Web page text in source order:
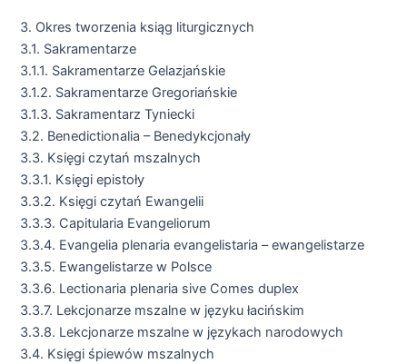
3. Okres tworzenia ksiąg liturgicznych
3.1. Sakramentarze
3.1.1. Sakramentarze Gelazjańskie
3.1.2. Sakramentarze Gregoriańskie
3.1.3. Sakramentarz Tyniecki
3.2. Benedictionalia – Benedykcjonały
3.3. Księgi czytań mszalnych
3.3.1. Księgi epistoły
3.3.2. Księgi czytań Ewangelii
3.3.3. Capitularia Evangeliorum
3.3.4. Evangelia plenaria evangelistaria – ewangelistarze
3.3.5. Ewangelistarze w Polsce
3.3.6. Lectionaria plenaria sive Comes duplex
3.3.7. Lekcjonarze mszalne w języku łacińskim
3.3.8. Lekcjonarze mszalne w językach narodowych
3.4. Księgi śpiewów mszalnych